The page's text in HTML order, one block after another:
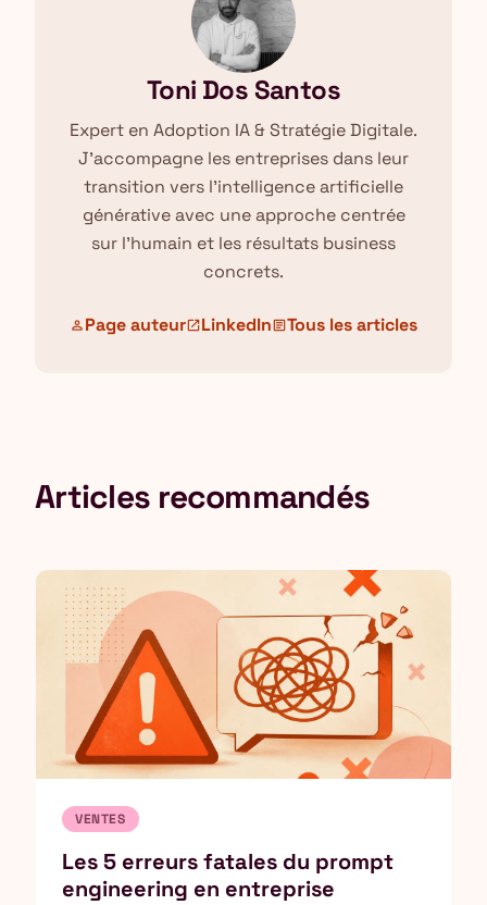
Toni Dos Santos
Expert en Adoption IA & Stratégie Digitale.
J'accompagne les entreprises dans leur
transition vers l'intelligence artificielle
générative avec une approche centrée
sur l'humain et les résultats business
concrets.
personPage auteuropen_in_newLinkedInarticleTous les articles
Articles recommandés
VENTES
Les 5 erreurs fatales du prompt
engineering en entreprise